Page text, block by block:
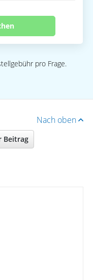
pro Frage.
Nach oben
Beitrag